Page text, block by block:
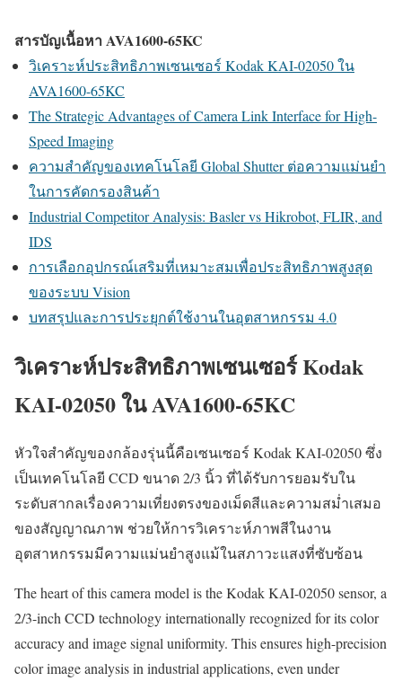
สารบัญเนื้อหา AVA1600-65KC
วิเคราะห์ประสิทธิภาพเซนเซอร์ Kodak KAI-02050 ใน
AVA1600-65KC
The Strategic Advantages of Camera Link Interface for High-
Speed Imaging
ความสำคัญของเทคโนโลยี Global Shutter ต่อความแม่นยำ
ในการคัดกรองสินค้า
Industrial Competitor Analysis: Basler vs Hikrobot, FLIR, and
IDS
การเลือกอุปกรณ์เสริมที่เหมาะสมเพื่อประสิทธิภาพสูงสุด
ของระบบ Vision
บทสรุปและการประยุกต์ใช้งานในอุตสาหกรรม 4.0
วิเคราะห์ประสิทธิภาพเซนเซอร์ Kodak
KAI-02050 ใน AVA1600-65KC
หัวใจสำคัญของกล้องรุ่นนี้คือเซนเซอร์ Kodak KAI-02050 ซึ่ง
เป็นเทคโนโลยี CCD ขนาด 2/3 นิ้ว ที่ได้รับการยอมรับใน
ระดับสากลเรื่องความเที่ยงตรงของเม็ดสีและความสม่ำเสมอ
ของสัญญาณภาพ ช่วยให้การวิเคราะห์ภาพสีในงาน
อุตสาหกรรมมีความแม่นยำสูงแม้ในสภาวะแสงที่ซับซ้อน
The heart of this camera model is the Kodak KAI-02050 sensor, a
2/3-inch CCD technology internationally recognized for its color
accuracy and image signal uniformity. This ensures high-precision
color image analysis in industrial applications, even under